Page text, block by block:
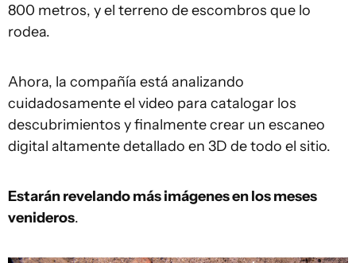
800 metros, y el terreno de escombros que lo
rodea.
Ahora, la compañía está analizando
cuidadosamente el video para catalogar los
descubrimientos y finalmente crear un escaneo
digital altamente detallado en 3D de todo el sitio.
Estarán revelando más imágenes en los meses
venideros.